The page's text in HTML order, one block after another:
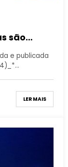
são
e publicada
LER MAIS